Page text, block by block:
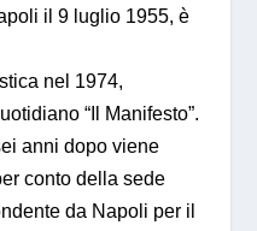
il 9 luglio 1955, è
nel 1974,
“Il Manifesto”.
anni dopo viene
conto della sede
da Napoli per il